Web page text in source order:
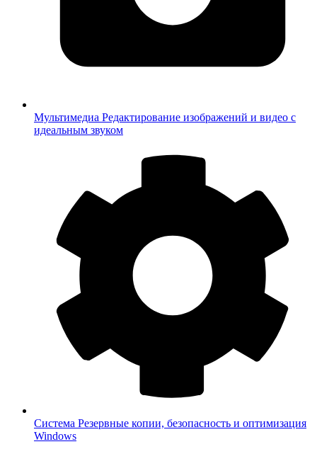
Мультимедиа Редактирование изображений и видео с
идеальным звуком
Система Резервные копии, безопасность и оптимизация
Windows